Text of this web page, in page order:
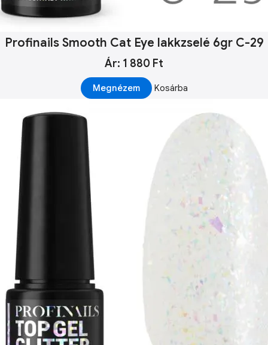
Profinails Smooth Cat Eye lakkzselé 6gr C-29
Ár: 1 880 Ft
Megnézem Kosárba